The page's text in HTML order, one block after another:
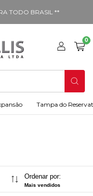
TODO BRASIL **
0
Tampa do
Ordenar por:
Mais vendidos